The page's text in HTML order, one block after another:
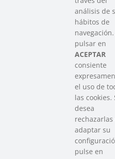
SAREEN
Asociación que
del Tercer Sector
Iparraguirre, 9
946
análisis de
hábitos de
pulsar en
ACEPTAR
consiente
el uso de
las cookies.
desea
rechazarlas
adaptar su
pulse en